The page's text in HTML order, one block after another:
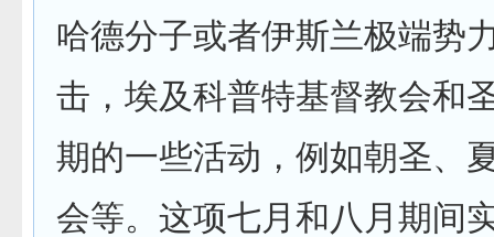
哈德分子或者伊斯兰极端势
击，埃及科普特基督教会和
期的一些活动，例如朝圣、
会等。这项七月和八月期间